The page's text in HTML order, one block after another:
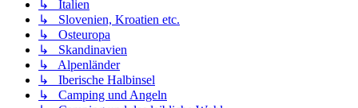
↳ Italien
↳ Slovenien, Kroatien etc.
↳ Osteuropa
↳ Skandinavien
↳ Alpenländer
↳ Iberische Halbinsel
↳ Camping und Angeln